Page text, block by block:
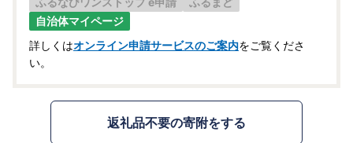
自治体マイページ
詳しくはオンライン申請サービスのご案内をご覧くださ
い。
返礼品不要の寄附をする